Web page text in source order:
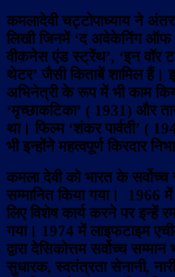
कमलादेवी चट्टोपाध्याय ने
लिखी जिनमें ‘द अवेकेनिंग ऑफ
वीकनेस एंड स्ट्रेंथ’, ‘इन वॉर
थेटर’ जैसी किताबें शामिल हैं।
अभिनेत्री के रूप में भी काम
‘मृच्छाकटिका’ ( 1931) और
था। फिल्म ‘शंकर पार्वती’ (
भी इन्होंने महत्वपूर्ण किरदार
कमला देवी को भारत के
सम्मानित किया गया। 1966
लिए विशेष कार्य करने पर इन्हें
गया। 1974 में लाइफटाइम
द्वारा देसिकोत्तम सर्वोच्च
सुधारक, स्वतंत्रता सेनानी,